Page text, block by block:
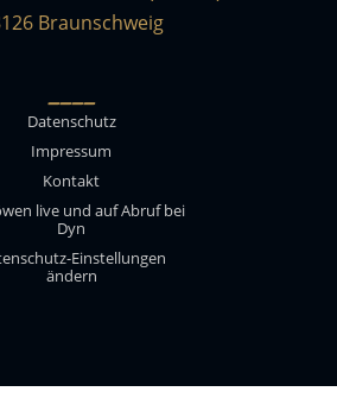
Braunschweig
____
Datenschutz
Impressum
Kontakt
live und auf Abruf bei
Dyn
Einstellungen
ändern